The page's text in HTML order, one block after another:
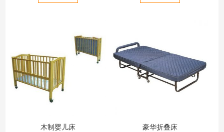
木制婴儿床 豪华折叠床